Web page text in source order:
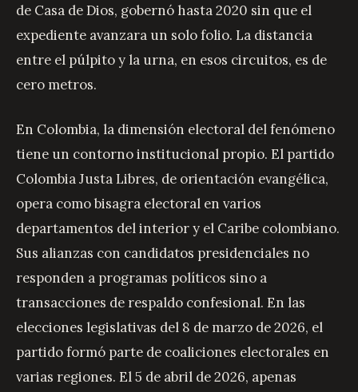
de Casa de Dios, gobernó hasta 2020 sin que el
expediente avanzara un solo folio. La distancia
entre el púlpito y la urna, en esos circuitos, es de
cero metros.
En Colombia, la dimensión electoral del fenómeno
tiene un contorno institucional propio. El partido
Colombia Justa Libres, de orientación evangélica,
opera como bisagra electoral en varios
departamentos del interior y el Caribe colombiano.
Sus alianzas con candidatos presidenciales no
responden a programas políticos sino a
transacciones de respaldo confesional. En las
elecciones legislativas del 8 de marzo de 2026, el
partido formó parte de coaliciones electorales en
varias regiones. El 5 de abril de 2026, apenas